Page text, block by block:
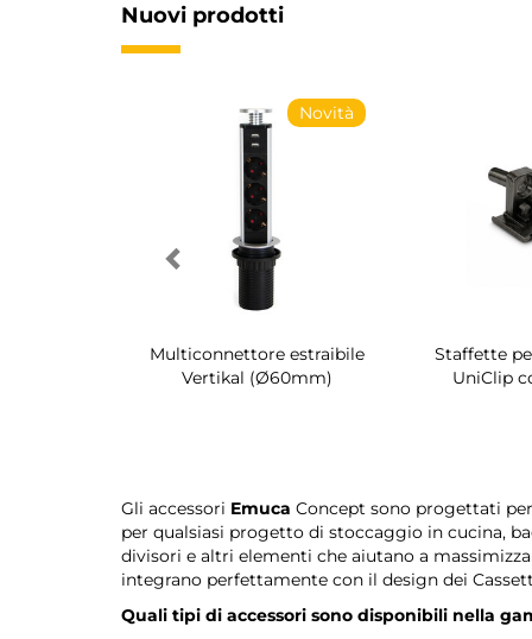
Nuovi prodotti
Novità
Multiconnettore estraibile
Vertikal (Ø60mm)
Staffette
UniClip
Gli accessori Emuca Concept sono progettati
per qualsiasi progetto di stoccaggio in cucina,
divisori e altri elementi che aiutano a
integrano perfettamente con il design dei
Quali tipi di accessori sono disponibili nella